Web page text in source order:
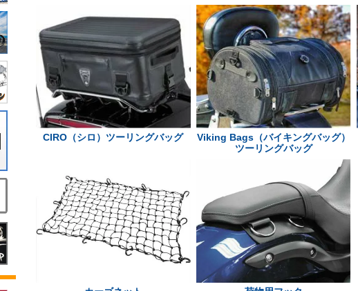
CIRO（シロ）ツーリングバッグ
Viking Bags（バイキングバッグ）
ツーリングバッグ